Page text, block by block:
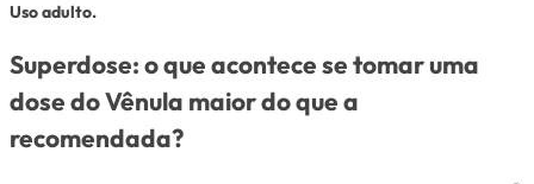
Uso adulto.
Superdose: o que acontece se tomar uma
dose do Vênula maior do que a
recomendada?